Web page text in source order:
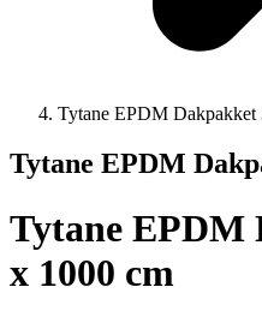
Tytane EPDM Dakpakket
Tytane EPDM
Tytane EPDM
x 1000 cm